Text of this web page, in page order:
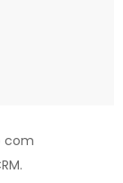
com